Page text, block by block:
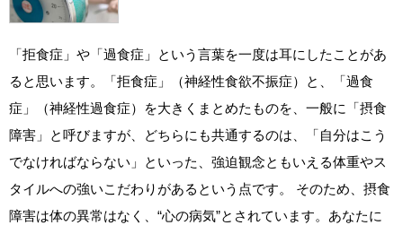
「拒食症」や「過食症」という言葉を一度は耳にしたことがあ
ると思います。「拒食症」（神経性食欲不振症）と、「過食
症」（神経性過食症）を大きくまとめたものを、一般に「摂食
障害」と呼びますが、どちらにも共通するのは、「自分はこう
でなければならない」といった、強迫観念ともいえる体重やス
タイルへの強いこだわりがあるという点です。 そのため、摂食
障害は体の異常はなく、“心の病気”とされています。あなたに